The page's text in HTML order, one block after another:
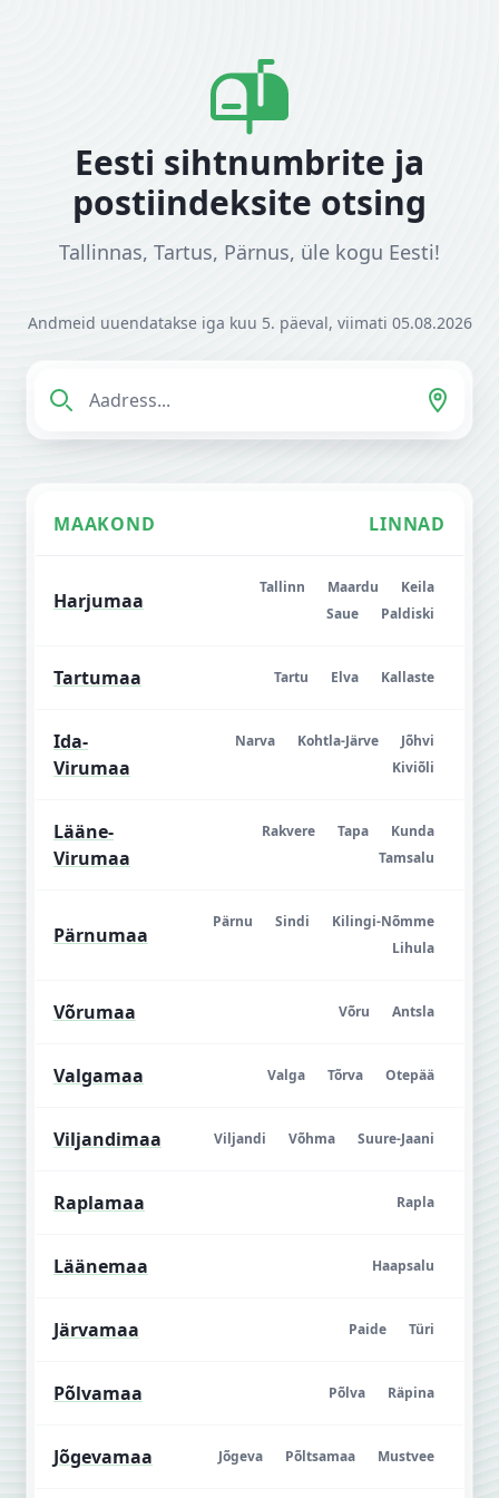
Eesti sihtnumbrite ja
postiindeksite otsing
Tallinnas, Tartus, Pärnus, üle kogu Eesti!
Andmeid uuendatakse iga kuu 5. päeval, viimati 05.08.2026
MAAKOND LINNAD
Harjumaa
Tallinn Maardu
Keila
Saue
Paldiski
Tartumaa Tartu Elva Kallaste
Ida-
Virumaa
Narva Kohtla-Järve
Jõhvi
Kiviõli
Lääne-
Virumaa
Rakvere Tapa
Kunda
Tamsalu
Pärnumaa
Pärnu Sindi
Kilingi-Nõmme
Lihula
Võrumaa Võru Antsla
Valgamaa Valga Tõrva Otepää
Viljandimaa Viljandi Võhma Suure-Jaani
Raplamaa Rapla
Läänemaa Haapsalu
Järvamaa Paide Türi
Põlvamaa Põlva Räpina
Jõgevamaa Jõgeva Põltsamaa Mustvee